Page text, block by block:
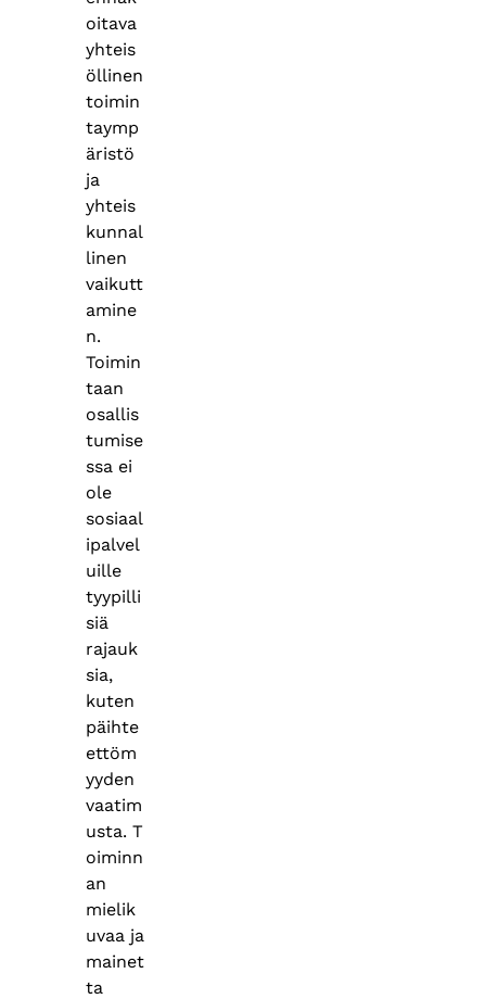
oitava
yhteis
öllinen
toimin
taymp
äristö
ja
yhteis
kunnal
linen
vaikutt
amine
n.
Toimin
taan
osallis
tumise
ssa ei
ole
sosiaal
ipalvel
uille
tyypilli
siä
rajauk
sia,
kuten
päihte
ettöm
yyden
vaatim
usta. T
oiminn
an
mielik
uvaa ja
mainet
ta